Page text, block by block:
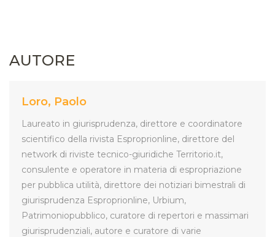
AUTORE
Loro, Paolo
Laureato in giurisprudenza, direttore e coordinatore
scientifico della rivista Esproprionline, direttore del
network di riviste tecnico-giuridiche Territorio.it,
consulente e operatore in materia di espropriazione
per pubblica utilità, direttore dei notiziari bimestrali di
giurisprudenza Esproprionline, Urbium,
Patrimoniopubblico, curatore di repertori e massimari
giurisprudenziali, autore e curatore di varie